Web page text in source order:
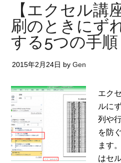
【エクセル講
刷のときにず
する5つの手順
2015年2月24日 byGen
エク
ルに
列や
を防
ます
はセ